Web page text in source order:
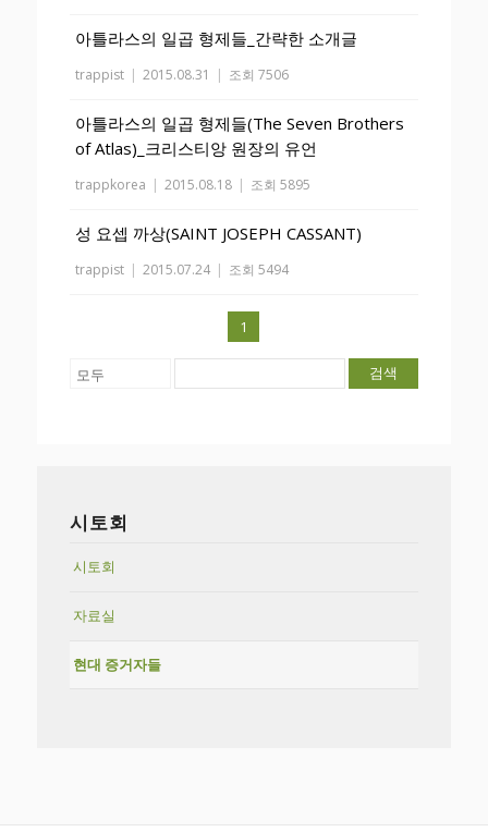
아틀라스의 일곱 형제들_간략한 소개글
trappist | 2015.08.31 | 조회 7506
아틀라스의 일곱 형제들(The Seven Brothers
of Atlas)_크리스티앙 원장의 유언
trappkorea | 2015.08.18 | 조회 5895
성 요셉 까상(SAINT JOSEPH CASSANT)
trappist | 2015.07.24 | 조회 5494
1
검색
시토회
시토회
자료실
현대 증거자들